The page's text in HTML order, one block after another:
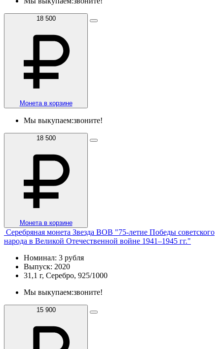
18 500
Монета в корзине
Мы выкупаем:звоните!
18 500
Монета в корзине
Серебряная монета Звезда ВОВ "75-летие Победы советского
народа в Великой Отечественной войне 1941–1945 гг."
Номинал: 3 рубля
Выпуск: 2020
31,1 г, Серебро, 925/1000
Мы выкупаем:звоните!
15 900